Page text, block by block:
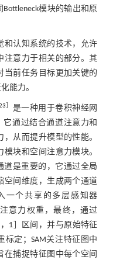
模块的输出和原
和认知系统的技术，允许
注意力于相关的部分。其
当前任务目标更加关键的
能力。
是一种用于卷积神经网
它通过结合通道注意力和
从而提升模型的性能。
块和空间注意力模块。
道是重要的，它通过全局
空间维度，生成两个通道
一个共享的多层感知器
意力权重，最终，通过
1］区间，并与原始特征
标定；SAM关注特征图中
捕捉特征图中每个空间